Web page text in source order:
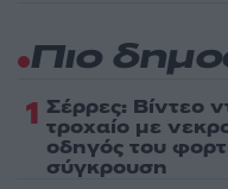
Πιο
1 Σέρρες: Βίντεο
τροχαίο με
οδηγός του
σύγκρουση